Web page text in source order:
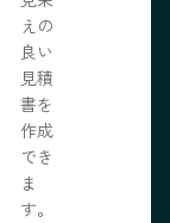
えの
良い
見積
書を
作成
でき
ま
す。